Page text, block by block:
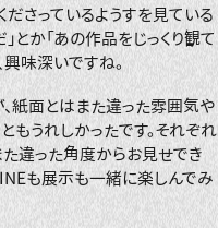
さっているようすを見ている
とか「あの作品をじっくり観て
興味深いですね。
紙面とはまた違った雰囲気や
もうれしかったです。それぞれ
た違った角度からお見せでき
も展示も一緒に楽しんでみ